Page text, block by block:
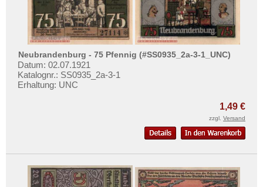
Neubrandenburg - 75 Pfennig (#SS0935_2a-3-1_UNC)
Datum: 02.07.1921
Katalognr.: SS0935_2a-3-1
Erhaltung: UNC
1,49 €
zzgl. Versand